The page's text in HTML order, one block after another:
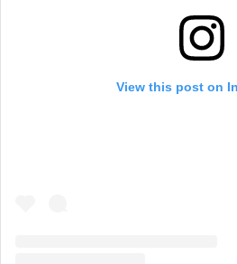
View this post on